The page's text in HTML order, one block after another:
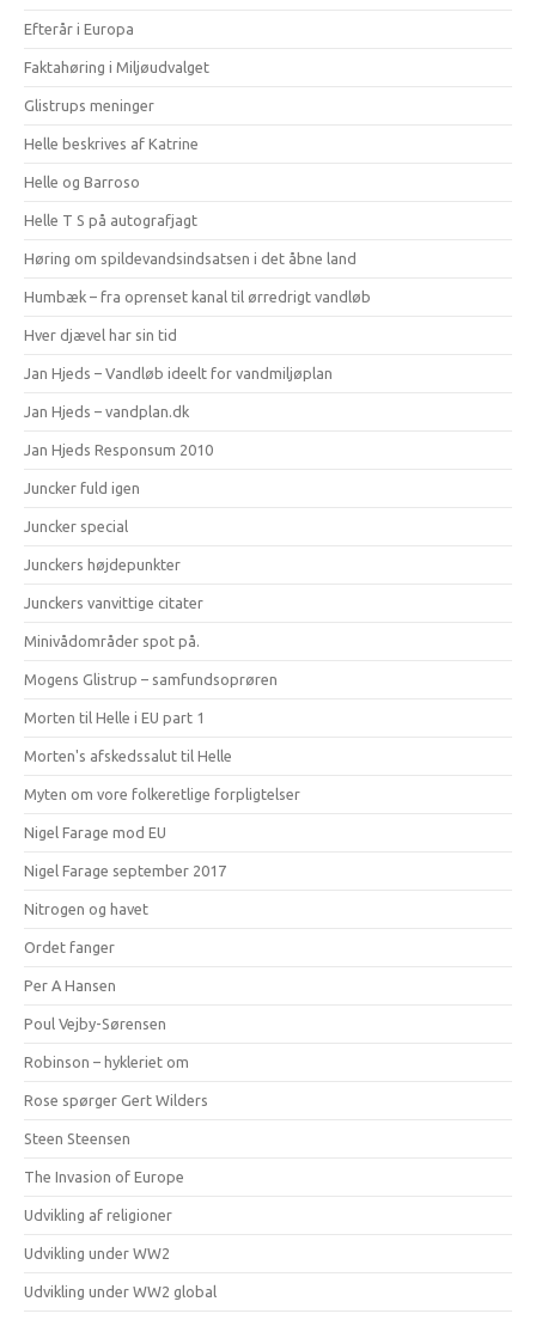
Efterår i Europa
Faktahøring i Miljøudvalget
Glistrups meninger
Helle beskrives af Katrine
Helle og Barroso
Helle T S på autografjagt
Høring om spildevandsindsatsen i det åbne land
Humbæk – fra oprenset kanal til ørredrigt vandløb
Hver djævel har sin tid
Jan Hjeds – Vandløb ideelt for vandmiljøplan
Jan Hjeds – vandplan.dk
Jan Hjeds Responsum 2010
Juncker fuld igen
Juncker special
Junckers højdepunkter
Junckers vanvittige citater
Minivådområder spot på.
Mogens Glistrup – samfundsoprøren
Morten til Helle i EU part 1
Morten's afskedssalut til Helle
Myten om vore folkeretlige forpligtelser
Nigel Farage mod EU
Nigel Farage september 2017
Nitrogen og havet
Ordet fanger
Per A Hansen
Poul Vejby-Sørensen
Robinson – hykleriet om
Rose spørger Gert Wilders
Steen Steensen
The Invasion of Europe
Udvikling af religioner
Udvikling under WW2
Udvikling under WW2 global